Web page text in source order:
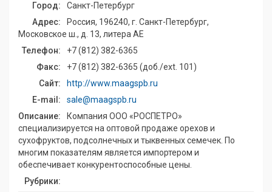
Город:
Санкт-Петербург
Адрес:
Россия, 196240, г. Санкт-Петербург,
Московское ш., д. 13, литера АЕ
Телефон:
+7 (812) 382-6365
Факс:
+7 (812) 382-6365 (доб./ext. 101)
Сайт:
http://www.maagspb.ru
E-mail:
sale@maagspb.ru
Описание:
Компания ООО «РОСПЕТРО»
специализируется на оптовой продаже орехов и
сухофруктов, подсолнечных и тыквенных семечек. По
многим показателям является импортером и
обеспечивает конкурентоспособные цены.
Рубрики: